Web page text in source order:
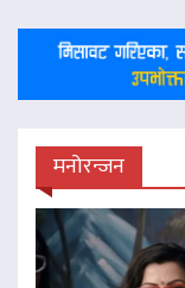
मनोरन्जन